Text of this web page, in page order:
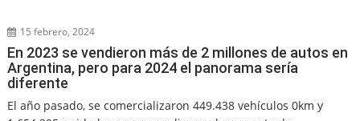
15 febrero, 2024
En 2023 se vendieron más de 2 millones de autos en
Argentina, pero para 2024 el panorama sería
diferente
El año pasado, se comercializaron 449.438 vehículos 0km y